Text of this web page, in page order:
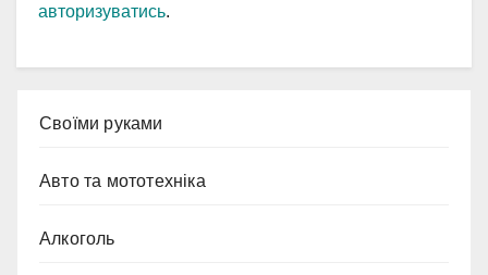
авторизуватись.
Cвоїми руками
Авто та мототехніка
Алкоголь